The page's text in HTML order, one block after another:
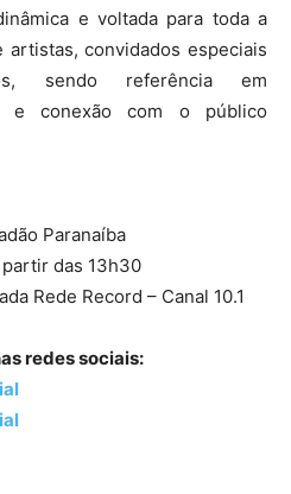
e voltada para toda a
convidados especiais
sendo referência em
e conexão com o público
Paranaíba
das 13h30
Rede Record – Canal 10.1
redes sociais: